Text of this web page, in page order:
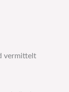
vermittelt